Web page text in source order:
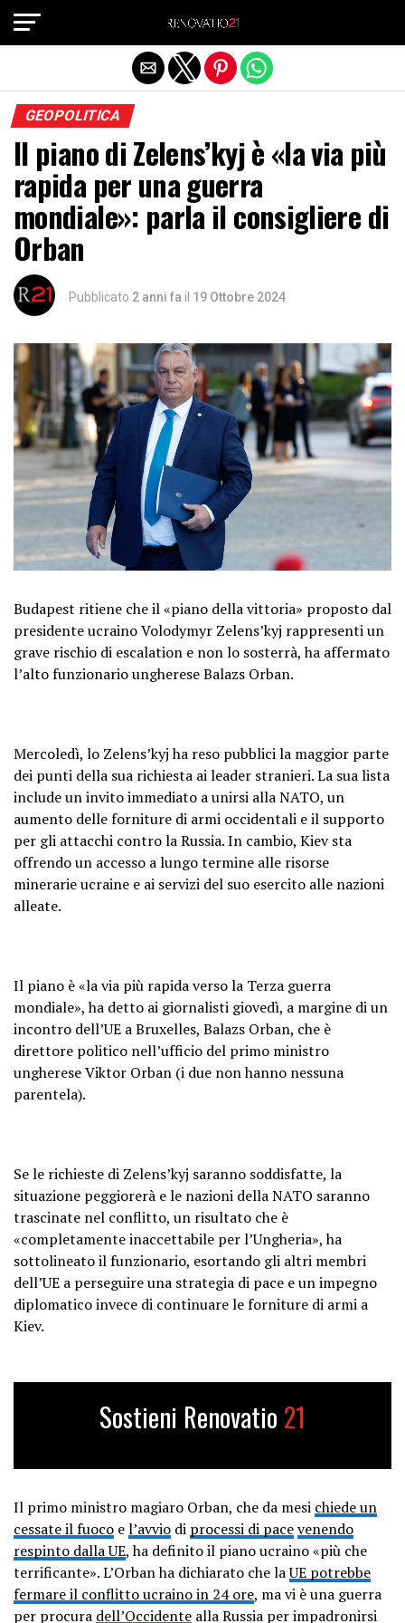
GEOPOLITICA
Il piano di Zelens’kyj è «la via più
rapida per una guerra
mondiale»: parla il consigliere di
Orban
Pubblicato 2 anni fa il 19 Ottobre 2024
Budapest ritiene che il «piano della vittoria» proposto dal
presidente ucraino Volodymyr Zelens’kyj rappresenti un
grave rischio di escalation e non lo sosterrà, ha affermato
l’alto funzionario ungherese Balazs Orban.
Mercoledì, lo Zelens’kyj ha reso pubblici la maggior parte
dei punti della sua richiesta ai leader stranieri. La sua lista
include un invito immediato a unirsi alla NATO, un
aumento delle forniture di armi occidentali e il supporto
per gli attacchi contro la Russia. In cambio, Kiev sta
offrendo un accesso a lungo termine alle risorse
minerarie ucraine e ai servizi del suo esercito alle nazioni
alleate.
Il piano è «la via più rapida verso la Terza guerra
mondiale», ha detto ai giornalisti giovedì, a margine di un
incontro dell’UE a Bruxelles, Balazs Orban, che è
direttore politico nell’ufficio del primo ministro
ungherese Viktor Orban (i due non hanno nessuna
parentela).
Se le richieste di Zelens’kyj saranno soddisfatte, la
situazione peggiorerà e le nazioni della NATO saranno
trascinate nel conflitto, un risultato che è
«completamente inaccettabile per l’Ungheria», ha
sottolineato il funzionario, esortando gli altri membri
dell’UE a perseguire una strategia di pace e un impegno
diplomatico invece di continuare le forniture di armi a
Kiev.
Sostieni Renovatio 21
Il primo ministro magiaro Orban, che da mesi chiede un
cessate il fuoco el’avvio di processi di pacevenendo
respinto dalla UE, ha definito il piano ucraino «più che
terrificante». L’Orban ha dichiarato che laUE potrebbe
fermare il conflitto ucraino in 24 ore, ma vi è una guerra
per procura dell’Occidente alla Russia per impadronirsi
Exit mobile version